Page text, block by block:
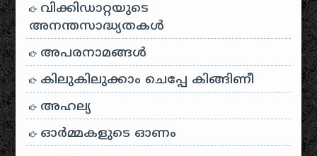
വിക്കിഡാറ്റയുടെ
അനന്തസാദ്ധ്യതകള്‍
അപരനാമങ്ങൾ
കിലുകിലുക്കാം ചെപ്പേ കിങ്ങിണീ
അഹല്യ
ഓര്‍മ്മകളുടെ ഓണം